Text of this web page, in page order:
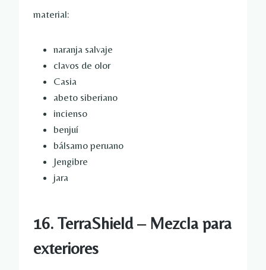
material:
naranja salvaje
clavos de olor
Casia
abeto siberiano
incienso
benjuí
bálsamo peruano
Jengibre
jara
16. TerraShield – Mezcla para
exteriores